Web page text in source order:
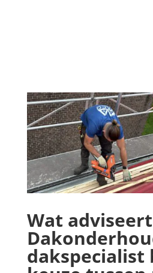
Wat
dakspecialist